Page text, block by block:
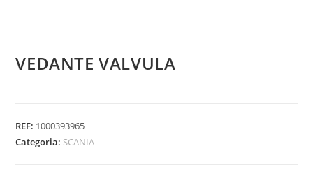
VEDANTE VALVULA
REF: 1000393965
Categoria: SCANIA